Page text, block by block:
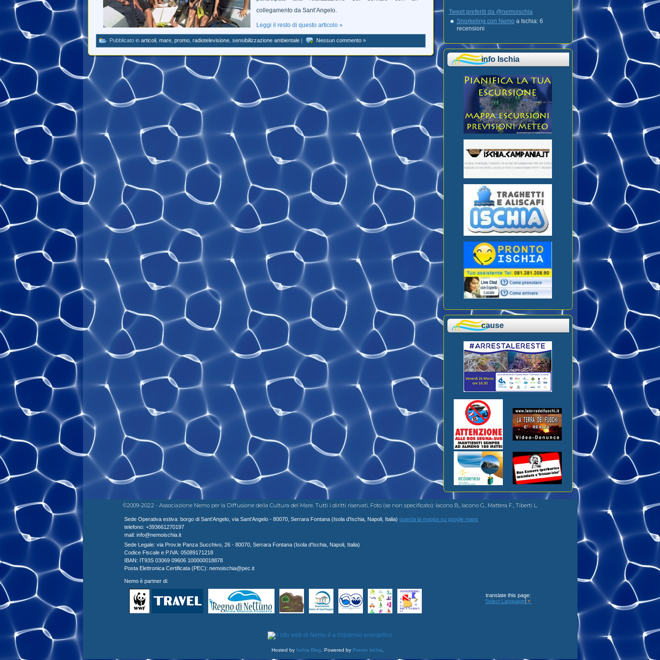
collegamento da Sant’Angelo.
Leggi il resto di questo articolo »
Pubblicato in articoli, mare, promo, radiotelevisione, sensibilizzazione ambientale| Nessun commento »
Tweet preferiti da @nemoischia
Snorkeling con Nemo a Ischia: 6
recensioni
info Ischia
cause
©2009-2022 - Associazione Nemo per la Diffusione della Cultura del Mare. Tutti i diritti riservati. Foto (se non specificato): Iacono B., Iacono G., Mattera F., Tiberti L.
Sede Operativa estiva: borgo di Sant'Angelo, via Sant'Angelo - 80070, Serrara Fontana (Isola d'Ischia, Napoli, Italia) guarda la mappa su google maps
telefono: +393661270197
mail: info@nemoischia.it
Sede Legale: via Prov.le Panza Succhivo, 26 - 80070, Serrara Fontana (Isola d'Ischia, Napoli, Italia)
Codice Fiscale e P.IVA: 05089171218
IBAN: IT93S 03069 09606 100000018878
Posta Elettronica Certificata (PEC): nemoischia@pec.it
Nemo è partner di:
translate this page:
Select Language ▼
Hosted by Ischia Blog . Powered by Pronto Ischia